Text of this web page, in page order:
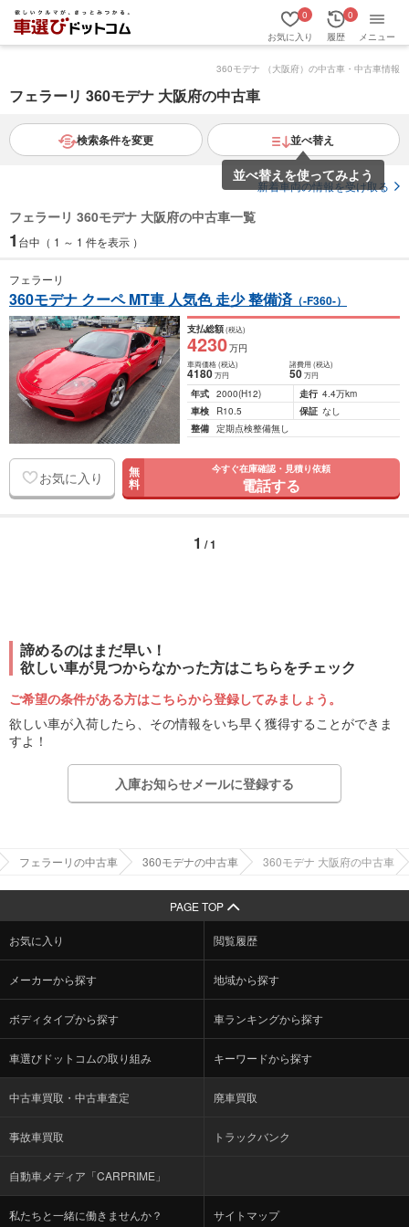
お気に入り
0
履歴
0
メニュー
360モデナ （大阪府）の中古車・中古車情報
フェラーリ 360モデナ 大阪府の中古車
検索条件を変更 並べ替え
並べ替えを使ってみよう
新着車両の情報を受け取る
フェラーリ 360モデナ 大阪府の中古車一覧
1 台中（ 1 ～ 1 件を表示 ）
フェラーリ
360モデナ クーペ MT車 人気色 走少 整備済（-F360-）
支払総額(税込)
4230万円
車両価格(税込)
4180万円
諸費用 (税込)
50 万円
年式 2000(H12) 走行 4.4万km
車検
R10.5 保証 なし
整備 定期点検整備無し
お気に入り 無
料
今すぐ在庫確認・見積り依頼
電話する
1 / 1
諦めるのはまだ早い！
欲しい車が見つからなかった方はこちらをチェック
ご希望の条件がある方はこちらから登録してみましょう。
欲しい車が入荷したら、その情報をいち早く獲得することができま
すよ！
入庫お知らせメールに登録する
フェラーリの中古車 360モデナの中古車 360モデナ 大阪府の中古車
PAGE TOP
お気に入り 閲覧履歴
メーカーから探す 地域から探す
ボディタイプから探す 車ランキングから探す
車選びドットコムの取り組み キーワードから探す
中古車買取・中古車査定 廃車買取
事故車買取 トラックバンク
自動車メディア「CARPRIME」
私たちと一緒に働きませんか？ サイトマップ